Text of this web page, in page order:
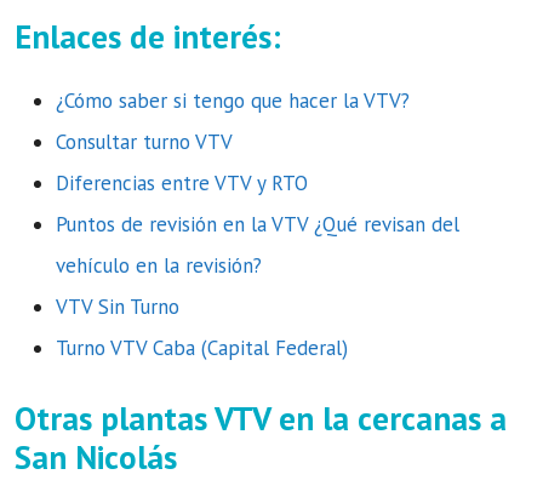
Enlaces de interés:
¿Cómo saber si tengo que hacer la VTV?
Consultar turno VTV
Diferencias entre VTV y RTO
Puntos de revisión en la VTV ¿Qué revisan del
vehículo en la revisión?
VTV Sin Turno
Turno VTV Caba (Capital Federal)
Otras plantas VTV en la cercanas a
San Nicolás